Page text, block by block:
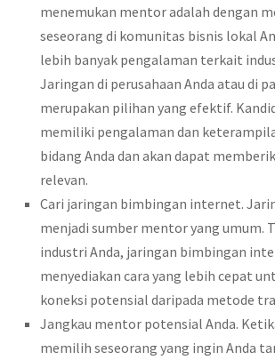
menemukan mentor adalah dengan
seseorang di komunitas bisnis lokal
lebih banyak pengalaman terkait
Jaringan di perusahaan Anda atau di
merupakan pilihan yang efektif.
memiliki pengalaman dan
bidang Anda dan akan dapat
relevan.
Cari jaringan bimbingan internet.
menjadi sumber mentor yang umum.
industri Anda, jaringan bimbingan
menyediakan cara yang lebih cepat
koneksi potensial daripada metode
Jangkau mentor potensial Anda.
memilih seseorang yang ingin Anda